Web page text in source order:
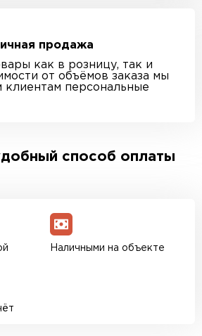
продажа
как в розницу, так и
от объёмов заказа мы
клиентам персональные
способ оплаты
Наличными на объекте